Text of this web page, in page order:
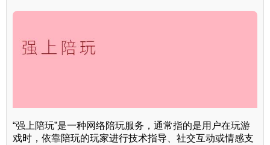
“强上陪玩”是一种网络陪玩服务，通常指的是用户在玩游
戏时，依靠陪玩的玩家进行技术指导、社交互动或情感支